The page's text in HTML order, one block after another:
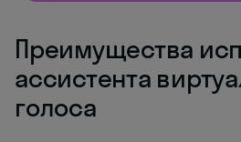
Преимущества
ассистента
голоса